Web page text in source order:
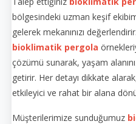
bölgesindeki uzman keşif
gelerek mekanınızı
bioklimatik pergola
çözümü sunarak, yaşam
getirir. Her detayı dikkate
etkileyici ve rahat bir alana
Müşterilerimize sunduğumuz